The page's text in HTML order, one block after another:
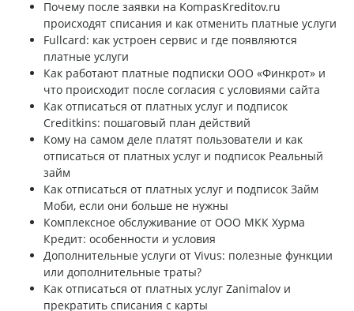
Почему после заявки на KompasKreditov.ru
происходят списания и как отменить платные услуги
Fullcard: как устроен сервис и где появляются
платные услуги
Как работают платные подписки ООО «Финкрот» и
что происходит после согласия с условиями сайта
Как отписаться от платных услуг и подписок
Creditkins: пошаговый план действий
Кому на самом деле платят пользователи и как
отписаться от платных услуг и подписок Реальный
займ
Как отписаться от платных услуг и подписок Займ
Моби, если они больше не нужны
Комплексное обслуживание от ООО МКК Хурма
Кредит: особенности и условия
Дополнительные услуги от Vivus: полезные функции
или дополнительные траты?
Как отписаться от платных услуг Zanimalov и
прекратить списания с карты